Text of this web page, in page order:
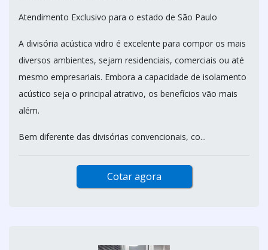
Atendimento Exclusivo para o estado de São Paulo
A divisória acústica vidro é excelente para compor os mais
diversos ambientes, sejam residenciais, comerciais ou até
mesmo empresariais. Embora a capacidade de isolamento
acústico seja o principal atrativo, os benefícios vão mais
além.
Bem diferente das divisórias convencionais, co...
Cotar agora